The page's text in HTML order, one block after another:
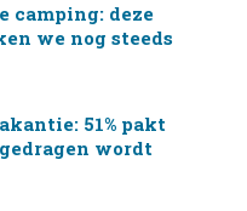
camping: deze
we nog steeds
51% pakt
wordt